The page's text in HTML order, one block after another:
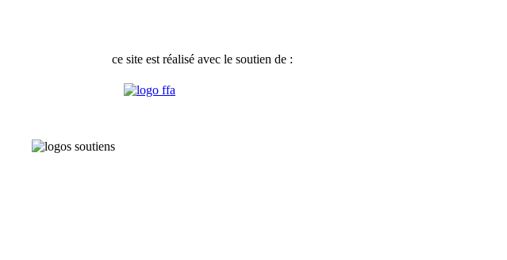
ce site est réalisé avec le soutien de :